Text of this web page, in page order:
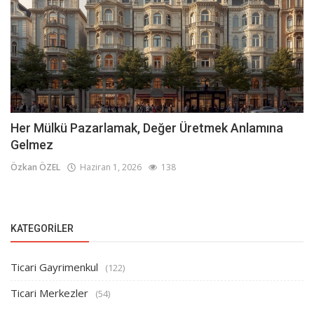
Her Mülkü Pazarlamak, Değer Üretmek Anlamına
Gelmez
Özkan ÖZEL Haziran 1, 2026 138
KATEGORILER
Ticari Gayrimenkul (122)
Ticari Merkezler (54)